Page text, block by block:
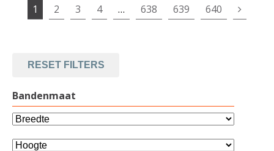
1 2 3 4 … 638 639 640
RESET FILTERS
Bandenmaat